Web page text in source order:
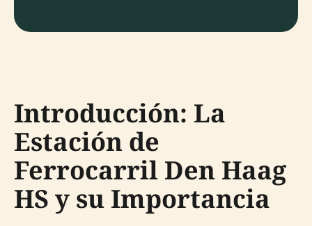
Introducción: La
Estación de
Ferrocarril Den Haag
HS y su Importancia